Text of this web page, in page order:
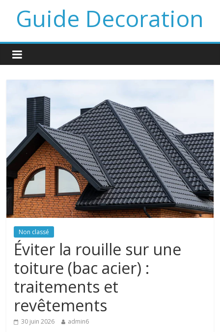
Guide Decoration
Non classé
Éviter la rouille sur une
toiture (bac acier) :
traitements et
revêtements
30 juin 2026 admin6